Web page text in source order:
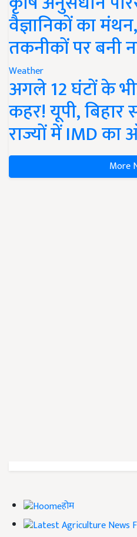
वैज्ञानिकों का
तकनीकों पर बनी
Weather
अगले 12 घंटों के
कहर! यूपी, बिहार
राज्यों में IMD का
More
होम